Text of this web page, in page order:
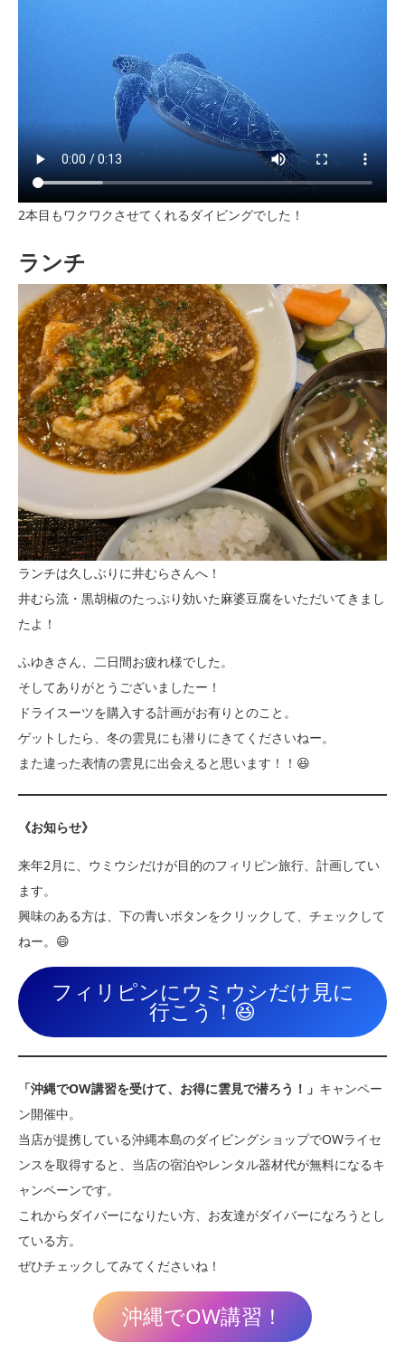
2本目もワクワクさせてくれるダイビングでした！
ランチ
ランチは久しぶりに井むらさんへ！
井むら流・黒胡椒のたっぷり効いた麻婆豆腐をいただいてきまし
たよ！
ふゆきさん、二日間お疲れ様でした。
そしてありがとうございましたー！
ドライスーツを購入する計画がお有りとのこと。
ゲットしたら、冬の雲見にも潜りにきてくださいねー。
また違った表情の雲見に出会えると思います！！😆
《お知らせ》
来年2月に、ウミウシだけが目的のフィリピン旅行、計画してい
ます。
興味のある方は、下の青いボタンをクリックして、チェックして
ねー。😄
フィリピンにウミウシだけ見に
行こう！😆
「沖縄でOW講習を受けて、お得に雲見で潜ろう！」 キャンペー
ン開催中。
当店が提携している沖縄本島のダイビングショップでOWライセ
ンスを取得すると、当店の宿泊やレンタル器材代が無料になるキ
ャンペーンです。
これからダイバーになりたい方、お友達がダイバーになろうとし
ている方。
ぜひチェックしてみてくださいね！
沖縄でOW講習！